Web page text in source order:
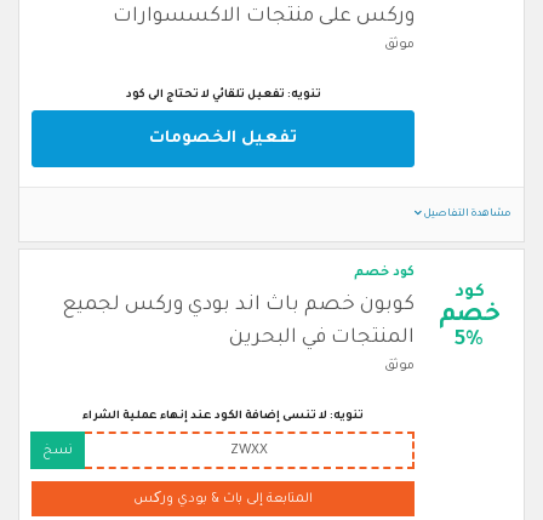
وركس على منتجات الاكسسوارات
موثق
تنويه: تفعيل تلقائي لا تحتاج الى كود
تفعيل الخصومات
مشاهدة التفاصيل
كود
خصم
5%
كود خصم
كوبون خصم باث اند بودي وركس لجميع
المنتجات في البحرين
موثق
تنويه: لا تنسى إضافة الكود عند إنهاء عملية الشراء
ZWXX نسخ
المتابعة إلى باث & بودي ورکس